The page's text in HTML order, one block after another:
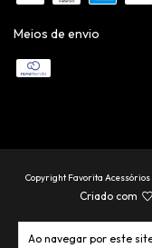
Ao navegar por este
Meios de envio
Copyright Favorita Acessórios
Criado com